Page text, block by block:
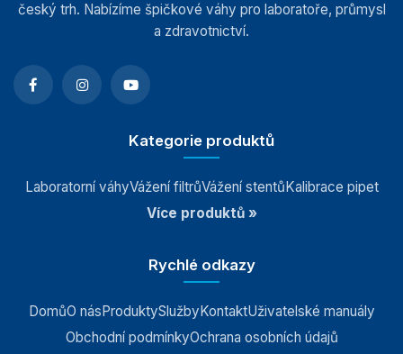
český trh. Nabízíme špičkové váhy pro laboratoře, průmysl
a zdravotnictví.
Kategorie produktů
Laboratorní váhyVážení filtrůVážení stentůKalibrace pipet
Více produktů »
Rychlé odkazy
DomůO násProduktySlužbyKontaktUživatelské manuály
Obchodní podmínkyOchrana osobních údajů